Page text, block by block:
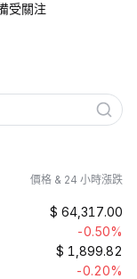
受關注
價格 & 24 小時漲跌
$ 64,317.00
-0.50%
$ 1,899.82
-0.20%